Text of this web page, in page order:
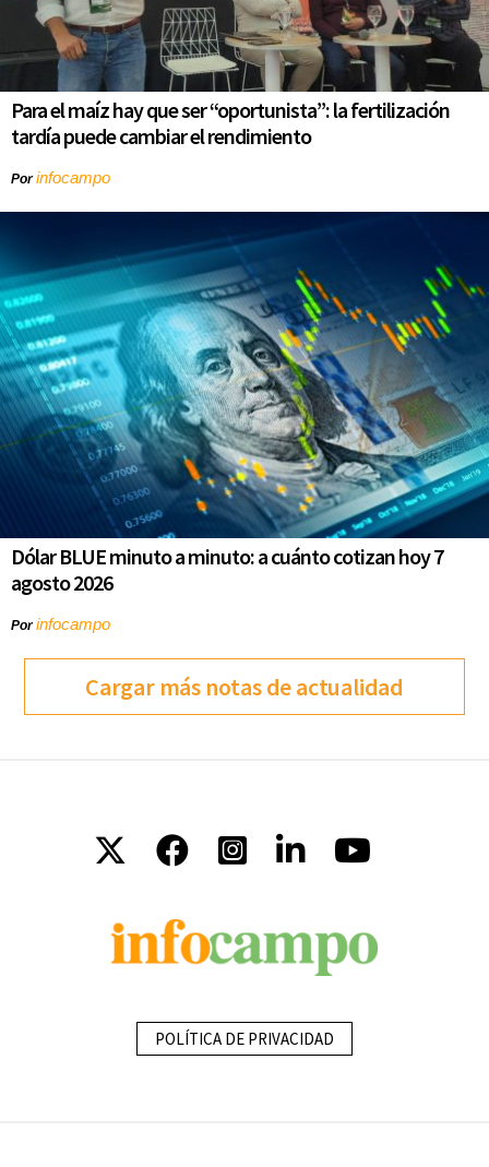
Para el maíz hay que ser “oportunista”: la fertilización
tardía puede cambiar el rendimiento
Porinfocampo
Dólar BLUE minuto a minuto: a cuánto cotizan hoy 7
agosto 2026
Porinfocampo
Cargar más notas de actualidad
POLÍTICA DE PRIVACIDAD